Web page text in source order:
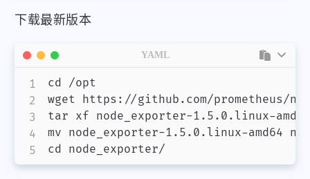
下载最新版本
cd /opt
wget https : //github.com/prometheus/
tar xf node_exporter-1.5.0.linux-
mv node_exporter-1.5.0.linux-amd64
YAML